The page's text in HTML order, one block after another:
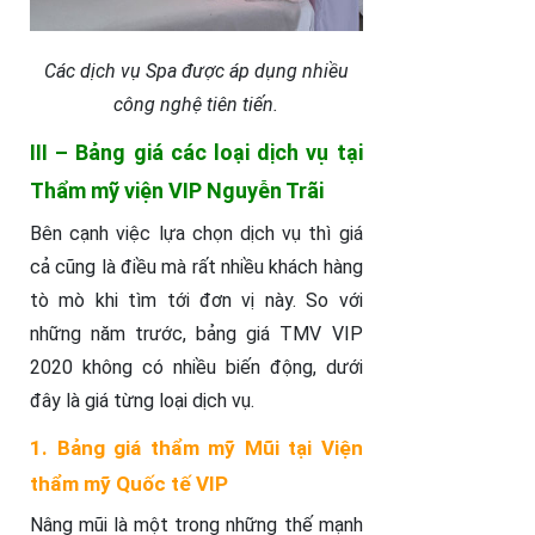
Các dịch vụ Spa được áp dụng nhiều
công nghệ tiên tiến.
III – Bảng giá các loại dịch vụ tại
Thẩm mỹ viện VIP Nguyễn Trãi
Bên cạnh việc lựa chọn dịch vụ thì giá
cả cũng là điều mà rất nhiều khách hàng
tò mò khi tìm tới đơn vị này. So với
những năm trước, bảng giá TMV VIP
2020 không có nhiều biến động, dưới
đây là giá từng loại dịch vụ.
1. Bảng giá thẩm mỹ Mũi tại Viện
thẩm mỹ Quốc tế VIP
Nâng mũi là một trong những thế mạnh